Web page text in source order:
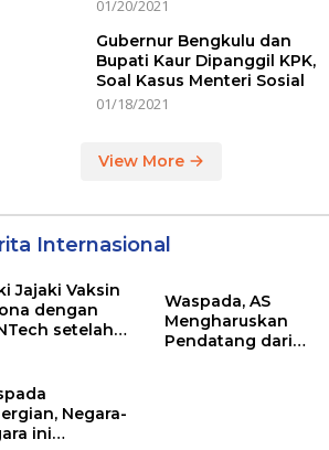
01/20/2021
Gubernur Bengkulu dan
Bupati Kaur Dipanggil KPK,
Soal Kasus Menteri Sosial
01/18/2021
View More
Internasional
Jajaki Vaksin
dengan
setelah
Waspada, AS
Mengharuskan
Pendatang dari
Negara-
ini